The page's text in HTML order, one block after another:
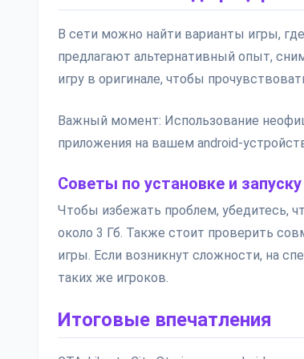
В сети можно найти варианты игры,
предлагают альтернативный опыт,
игру в оригинале, чтобы
Важный момент: Использование
приложения на вашем android-
Советы по установке и запуску
Чтобы избежать проблем, убедитесь,
около 3 Гб. Также стоит проверить
игры. Если возникнут сложности, на
таких же игроков.
Итоговые впечатления